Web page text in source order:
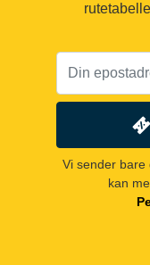
Vi sender bare
kan